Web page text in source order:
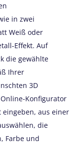
in zwei
Weiß oder
Effekt. Auf
die gewählte
Ihrer
3D
Konfigurator
eingeben, aus einer
die
Farbe und